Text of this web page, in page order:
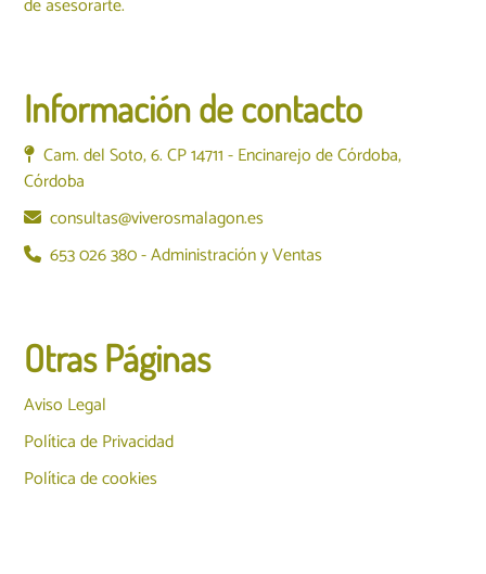
de asesorarte.
Información de contacto
Cam. del Soto, 6. CP 14711 - Encinarejo de Córdoba,
Córdoba
consultas@viverosmalagon.es
653 026 380 - Administración y Ventas
Otras Páginas
Aviso Legal
Política de Privacidad
Política de cookies